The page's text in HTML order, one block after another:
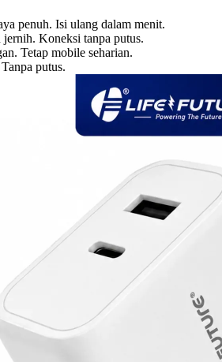
penuh. Isi ulang dalam menit.
jernih. Koneksi tanpa putus.
Tetap mobile seharian.
putus.